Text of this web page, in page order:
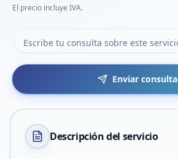
El precio incluye IVA.
Enviar consulta
Descripción del servicio